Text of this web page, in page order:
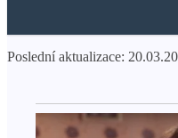
Poslední aktualizace: